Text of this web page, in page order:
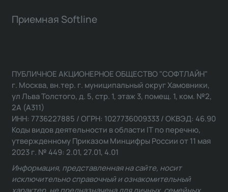
Приемная Softline
ПУБЛИЧНОЕ АКЦИОНЕРНОЕ ОБЩЕСТВО "СОФТЛАЙН"
г. Москва, вн.тер. г. муниципальный округ Хамовники,
ул Льва Толстого, д. 5, стр. 1, этаж 3, помещ. 1, ком. №2,
2А (А311)
ИНН: 7736227885 / ОГРН: 1027736009333 / ОКВЭД: 46.90
Коды видов деятельности в области IT по перечню,
утвержденному Приказом Минцифры России от 11 мая
2023 г. № 449: 2.01, 27.01, 4.01
Информация, представленная на сайте, носит
исключительно справочный и ознакомительный